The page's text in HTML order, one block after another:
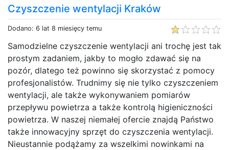
Czyszczenie wentylacji Kraków
Dodano: 6 lat 8 miesięcy temu
Samodzielne czyszczenie wentylacji ani trochę jest tak
prostym zadaniem, jakby to mogło zdawać się na
pozór, dlatego też powinno się skorzystać z pomocy
profesjonalistów. Trudnimy się nie tylko czyszczeniem
wentylacji, ale także wykonywaniem pomiarów
przepływu powietrza a także kontrolą higieniczności
powietrza. W naszej niemałej ofercie znajdą Państwo
także innowacyjny sprzęt do czyszczenia wentylacji.
Nieustannie podążamy za wszelkimi nowinkami na